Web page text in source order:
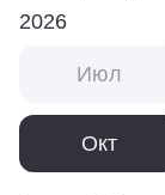
2026
Июл
Окт